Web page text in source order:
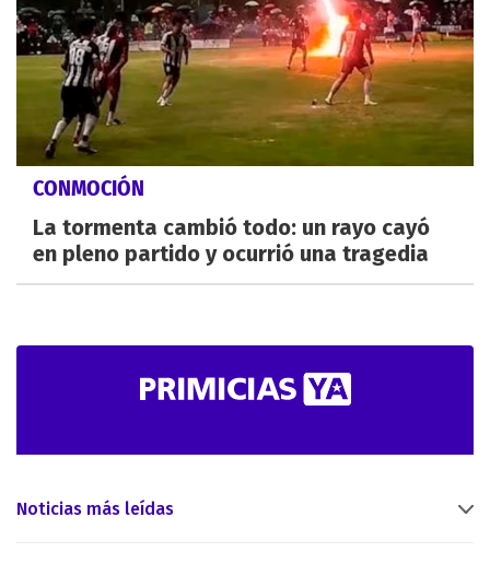
CONMOCIÓN
La tormenta cambió todo: un rayo cayó
en pleno partido y ocurrió una tragedia
Noticias más leídas